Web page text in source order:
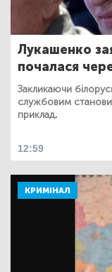
Лукашенко
почалася
Закликаючи
службовим
приклад.
12:59
КРИМІНАЛ